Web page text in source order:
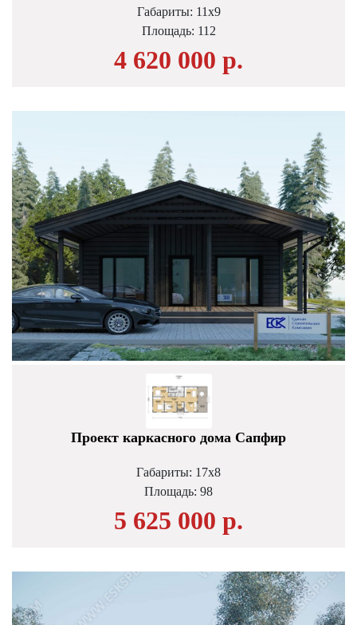
Габариты: 11х9
Площадь: 112
4 620 000 р.
Проект каркасного дома Сапфир
Габариты: 17х8
Площадь: 98
5 625 000 р.